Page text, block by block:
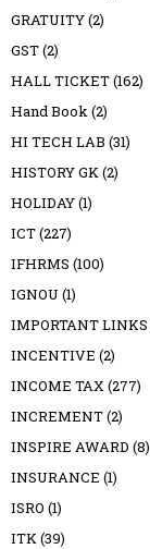
GRATUITY(2)
GST(2)
HALL TICKET(162)
Hand Book(2)
HI TECH LAB (31)
HISTORY GK(2)
HOLIDAY(1)
ICT(227)
IFHRMS (100)
IGNOU (1)
IMPORTANT LINKS
INCENTIVE (2)
INCOME TAX(277)
INCREMENT(2)
INSPIRE AWARD (8)
INSURANCE (1)
ISRO (1)
ITK(39)